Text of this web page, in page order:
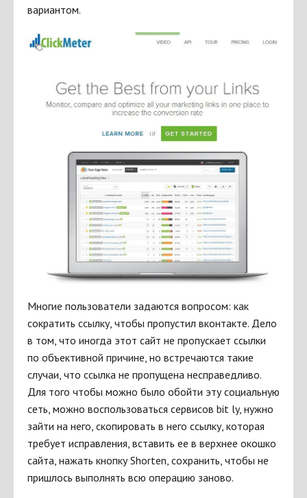
вариантом.
Многие пользователи задаются вопросом: как
сократить ссылку, чтобы пропустил вконтакте. Дело
в том, что иногда этот сайт не пропускает ссылки
по объективной причине, но встречаются такие
случаи, что ссылка не пропущена несправедливо.
Для того чтобы можно было обойти эту социальную
сеть, можно воспользоваться сервисов bit ly, нужно
зайти на него, скопировать в него ссылку, которая
требует исправления, вставить ее в верхнее окошко
сайта, нажать кнопку Shorten, сохранить, чтобы не
пришлось выполнять всю операцию заново.